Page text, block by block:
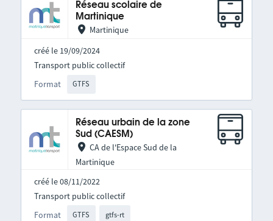
Réseau scolaire de
Martinique
Martinique
créé le 19/09/2024
Format GTFS
Transport public collectif
Réseau urbain de la zone
Sud (CAESM)
CA de l'Espace Sud de la
Martinique
créé le 08/11/2022
Format GTFS gtfs-rt
Transport public collectif